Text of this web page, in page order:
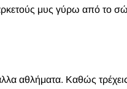
μυς γύρω από το
αθλήματα. Καθώς